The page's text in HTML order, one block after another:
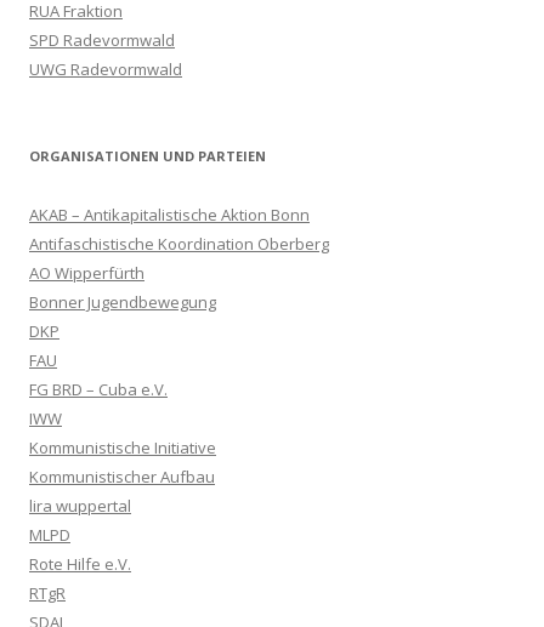
RUA Fraktion
SPD Radevormwald
UWG Radevormwald
ORGANISATIONEN UND PARTEIEN
AKAB – Antikapitalistische Aktion Bonn
Antifaschistische Koordination Oberberg
AO Wipperfürth
Bonner Jugendbewegung
DKP
FAU
FG BRD – Cuba e.V.
IWW
Kommunistische Initiative
Kommunistischer Aufbau
lira wuppertal
MLPD
Rote Hilfe e.V.
RTgR
SDAJ